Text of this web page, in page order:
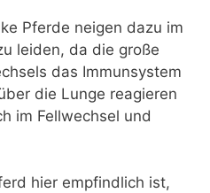
Pferde neigen dazu im
leiden, da die große
das Immunsystem
die Lunge reagieren
im Fellwechsel und
hier empfindlich ist,